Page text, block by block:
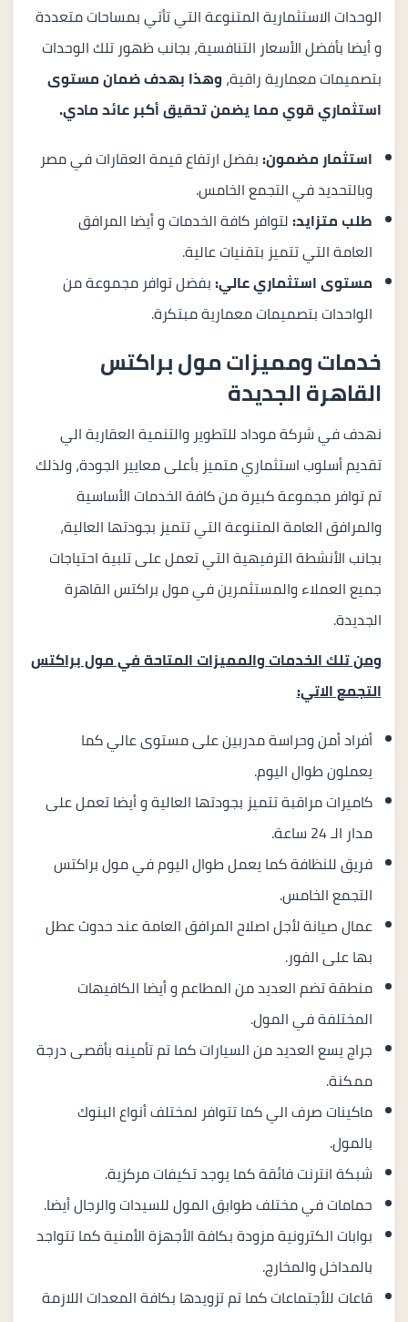
الوحدات الاستثمارية المتنوعة التي تأتي بمساحات متعددة
و أيضا بأفضل الأسعار التنافسية، بجانب ظهور تلك الوحدات
بتصميمات معمارية راقية، وهذا بهدف ضمان مستوى
استثماري قوي مما يضمن تحقيق أكبر عائد مادي.
استثمار مضمون:بفضل ارتفاع قيمة العقارات في مصر
وبالتحديد في التجمع الخامس.
طلب متزايد:لتوافر كافة الخدمات و أيضا المرافق
العامة التي تتميز بتقنيات عالية.
مستوى استثماري عالي:بفضل توافر مجموعة من
الواحدات بتصميمات معمارية مبتكرة.
خدمات ومميزات مول براكتس
القاهرة الجديدة
نهدف في شركة موداد للتطوير والتنمية العقارية الي
تقديم أسلوب استثماري متميز بأعلى معايير الجودة، ولذلك
تم توافر مجموعة كبيرة من كافة الخدمات الأساسية
والمرافق العامة المتنوعة التي تتميز بجودتها العالية،
بجانب الأنشطة الترفيهية التي تعمل على تلبية احتياجات
جميع العملاء والمستثمرين في مول براكتس القاهرة
الجديدة.
ومن تلك الخدمات والمميزات المتاحة في مول براكتس
التجمع الاتي:
أفراد أمن وحراسة مدربين على مستوى عالي كما
يعملون طوال اليوم.
كاميرات مراقبة تتميز بجودتها العالية و أيضا تعمل على
مدار الـ 24 ساعة.
فريق للنظافة كما يعمل طوال اليوم في مول براكتس
التجمع الخامس.
عمال صيانة لأجل اصلاح المرافق العامة عند حدوث عطل
بها على الفور.
منطقة تضم العديد من المطاعم و أيضا الكافيهات
المختلفة في المول.
جراج يسع العديد من السيارات كما تم تأمينه بأقصى درجة
ممكنة.
ماكينات صرف الي كما تتوافر لمختلف أنواع البنوك
بالمول.
شبكة انترنت فائقة كما يوجد تكيفات مركزية.
حمامات في مختلف طوابق المول للسيدات والرجال أيضا.
بوابات الكترونية مزودة بكافة الأجهزة الأمنية كما تتواجد
بالمداخل والمخارج.
قاعات للأجتماعات كما تم تزويدها بكافة المعدات اللازمة